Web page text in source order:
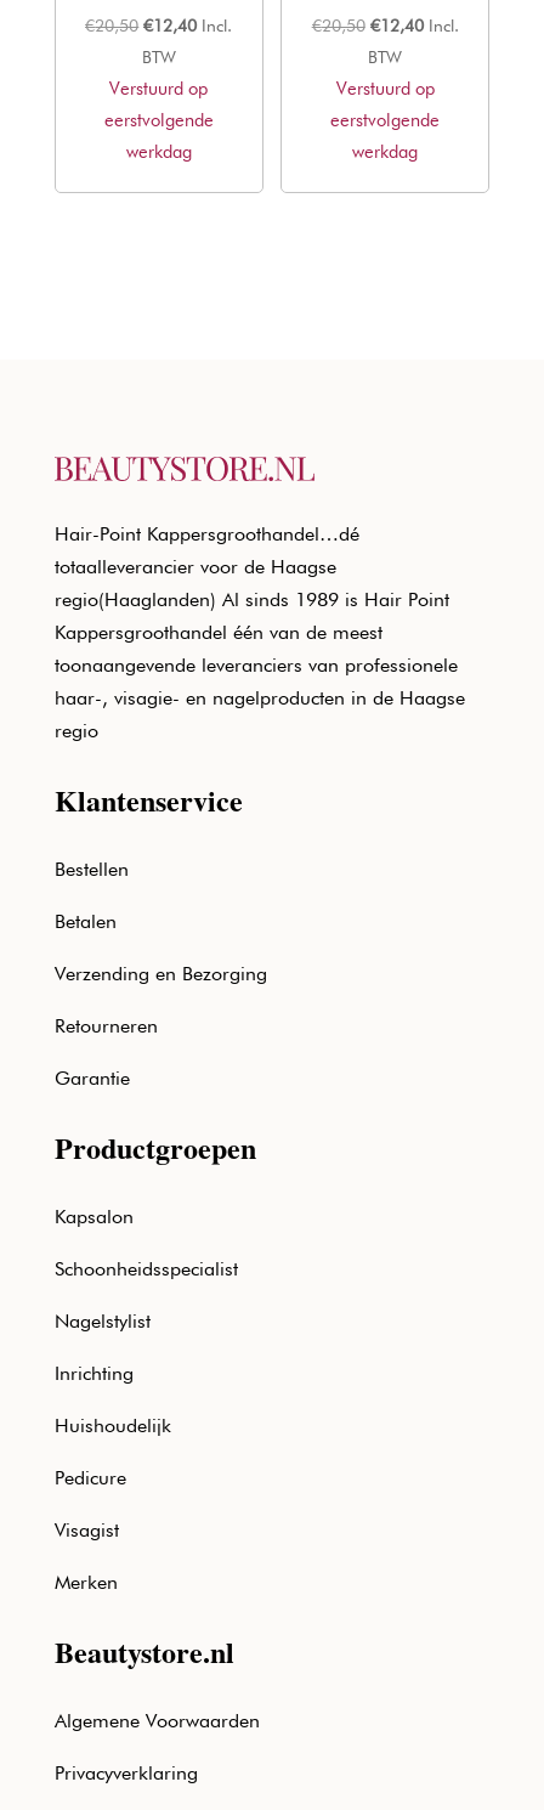
€20,50 Oorspronkelijke
prijs
was:
€20,50.
€12,40Huidige
is:
€12,40.
Incl.
BTW
Verstuurd op
eerstvolgende
werkdag
€20,50 Oorspronkelijke
prijs
was:
€20,50.
€12,40Huidige
is:
€12,40.
Incl.
BTW
Verstuurd op
eerstvolgende
werkdag
Hair-Point Kappersgroothandel…dé
totaalleverancier voor de Haagse
regio(Haaglanden) Al sinds 1989 is Hair Point
Kappersgroothandel één van de meest
toonaangevende leveranciers van professionele
haar-, visagie- en nagelproducten in de Haagse
regio
Klantenservice
Bestellen
Betalen
Verzending en Bezorging
Retourneren
Garantie
Productgroepen
Kapsalon
Schoonheidsspecialist
Nagelstylist
Inrichting
Huishoudelijk
Pedicure
Visagist
Merken
Beautystore.nl
Algemene Voorwaarden
Privacyverklaring